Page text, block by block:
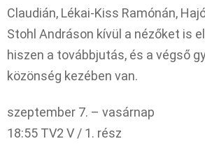
Claudián, Lékai-Kiss Ramónán,
Stohl Andráson kívül a nézőket is
hiszen a továbbjutás, és a végső
közönség kezében van.
szeptember 7. – vasárnap
18:55 TV2 V / 1. rész